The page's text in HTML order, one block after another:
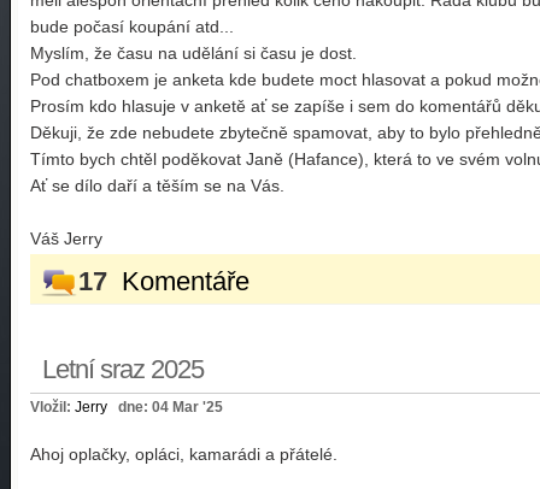
bude počasí koupání atd...
Myslím, že času na udělání si času je dost.
Pod chatboxem je anketa kde budete moct hlasovat a pokud
Prosím kdo hlasuje v anketě ať se zapíše i sem do komentářů
Děkuji, že zde nebudete zbytečně spamovat, aby to bylo
Tímto bych chtěl poděkovat Janě (Hafance), která to ve svém
Ať se dílo daří a těším se na Vás.
Váš Jerry
17 Komentáře
Letní sraz 2025
Vložil: Jerry dne: 04 Mar '25
Ahoj oplačky, opláci, kamarádi a přátelé.